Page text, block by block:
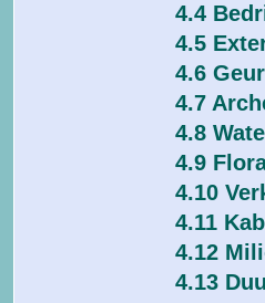
4.4
4.5
4.6 Geur
4.7
4.8
4.9
4.10
4.11
4.12
4.13